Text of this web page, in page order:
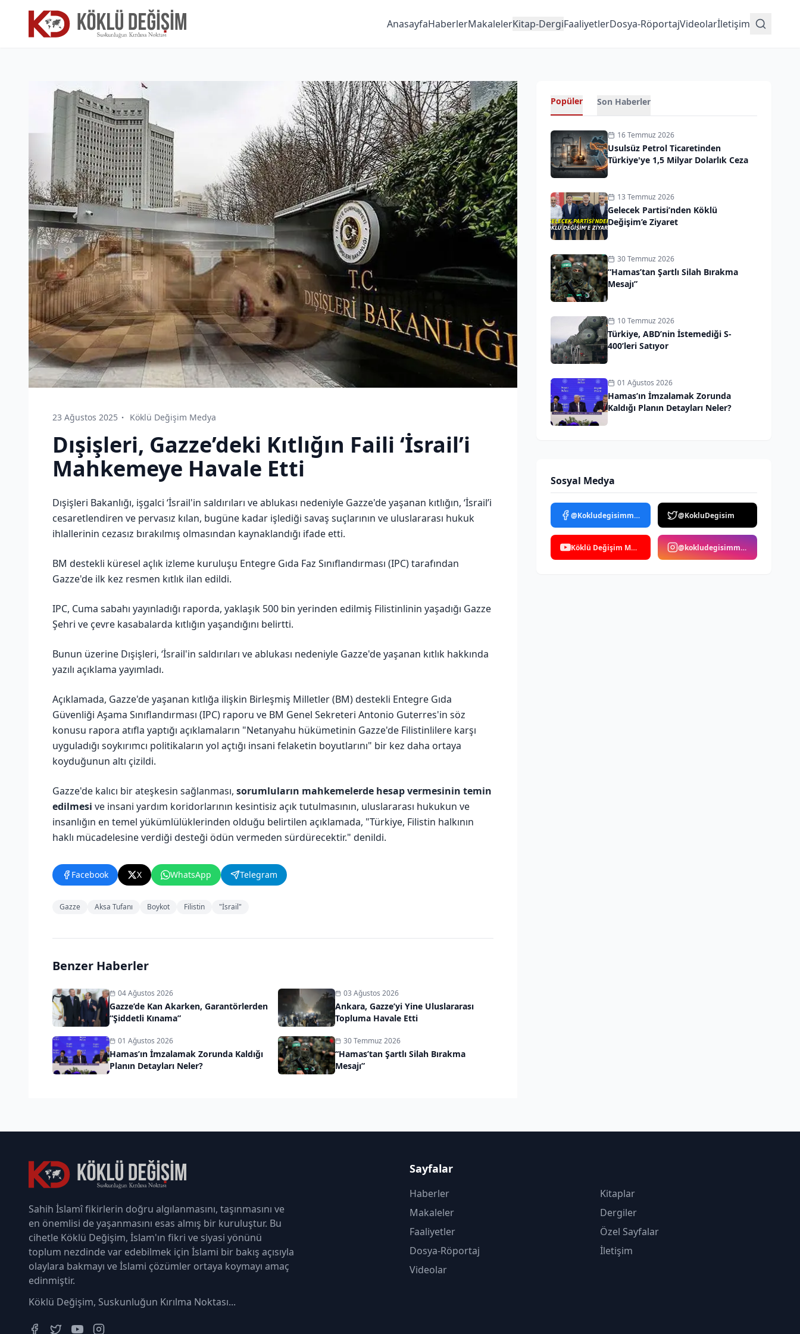
AnasayfaHaberlerMakalelerKitap-DergiFaaliyetlerDosya-RöportajVideolarİletişim
23 Ağustos 2025 Köklü Değişim Medya
Dışişleri, Gazze’deki Kıtlığın Faili ‘İsrail’i
Mahkemeye Havale Etti
Dışişleri Bakanlığı, işgalci ‘İsrail'in saldırıları ve ablukası nedeniyle Gazze'de yaşanan kıtlığın, ‘İsrail’i
cesaretlendiren ve pervasız kılan, bugüne kadar işlediği savaş suçlarının ve uluslararası hukuk
ihlallerinin cezasız bırakılmış olmasından kaynaklandığı ifade etti.
BM destekli küresel açlık izleme kuruluşu Entegre Gıda Faz Sınıflandırması (IPC) tarafından
Gazze'de ilk kez resmen kıtlık ilan edildi.
IPC, Cuma sabahı yayınladığı raporda, yaklaşık 500 bin yerinden edilmiş Filistinlinin yaşadığı Gazze
Şehri ve çevre kasabalarda kıtlığın yaşandığını belirtti.
Bunun üzerine Dışişleri, ‘İsrail'in saldırıları ve ablukası nedeniyle Gazze'de yaşanan kıtlık hakkında
yazılı açıklama yayımladı.
Açıklamada, Gazze'de yaşanan kıtlığa ilişkin Birleşmiş Milletler (BM) destekli Entegre Gıda
Güvenliği Aşama Sınıflandırması (IPC) raporu ve BM Genel Sekreteri Antonio Guterres'in söz
konusu rapora atıfla yaptığı açıklamaların "Netanyahu hükümetinin Gazze'de Filistinlilere karşı
uyguladığı soykırımcı politikaların yol açtığı insani felaketin boyutlarını" bir kez daha ortaya
koyduğunun altı çizildi.
Gazze'de kalıcı bir ateşkesin sağlanması, sorumluların mahkemelerde hesap vermesinin temin
edilmesi ve insani yardım koridorlarının kesintisiz açık tutulmasının, uluslararası hukukun ve
insanlığın en temel yükümlülüklerinden olduğu belirtilen açıklamada, "Türkiye, Filistin halkının
haklı mücadelesine verdiği desteği ödün vermeden sürdürecektir." denildi.
Facebook X WhatsApp Telegram
Gazze Aksa Tufanı Boykot Filistin "İsrail"
Benzer Haberler
04 Ağustos 2026
Gazze’de Kan Akarken, Garantörlerden
“Şiddetli Kınama”
03 Ağustos 2026
Ankara, Gazze’yi Yine Uluslararası
Topluma Havale Etti
01 Ağustos 2026
Hamas’ın İmzalamak Zorunda Kaldığı
Planın Detayları Neler?
30 Temmuz 2026
“Hamas’tan Şartlı Silah Bırakma
Mesajı”
Popüler Son Haberler
16 Temmuz 2026
Usulsüz Petrol Ticaretinden
Türkiye'ye 1,5 Milyar Dolarlık Ceza
13 Temmuz 2026
Gelecek Partisi’nden Köklü
Değişim’e Ziyaret
30 Temmuz 2026
“Hamas’tan Şartlı Silah Bırakma
Mesajı”
10 Temmuz 2026
Türkiye, ABD’nin İstemediği S-
400’leri Satıyor
01 Ağustos 2026
Hamas’ın İmzalamak Zorunda
Kaldığı Planın Detayları Neler?
Sosyal Medya
@Kokludegisimmedya @KokluDegisim
Köklü Değişim Medya @kokludegisimmedya
Sahih İslamî fikirlerin doğru algılanmasını, taşınmasını ve
en önemlisi de yaşanmasını esas almış bir kuruluştur. Bu
cihetle Köklü Değişim, İslam'ın fikri ve siyasi yönünü
toplum nezdinde var edebilmek için İslami bir bakış açısıyla
olaylara bakmayı ve İslami çözümler ortaya koymayı amaç
edinmiştir.
Köklü Değişim, Suskunluğun Kırılma Noktası...
Sayfalar
Haberler
Makaleler
Faaliyetler
Dosya-Röportaj
Videolar
Kitaplar
Dergiler
Özel Sayfalar
İletişim